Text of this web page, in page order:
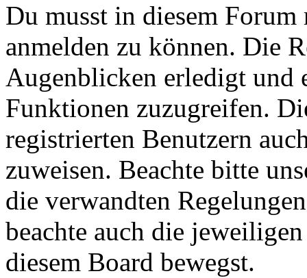
Du musst in diesem
anmelden zu können. Die
Augenblicken erledigt und
Funktionen zuzugreifen.
registrierten Benutzern
zuweisen. Beachte bitte
die verwandten
beachte auch die
diesem Board bewegst.